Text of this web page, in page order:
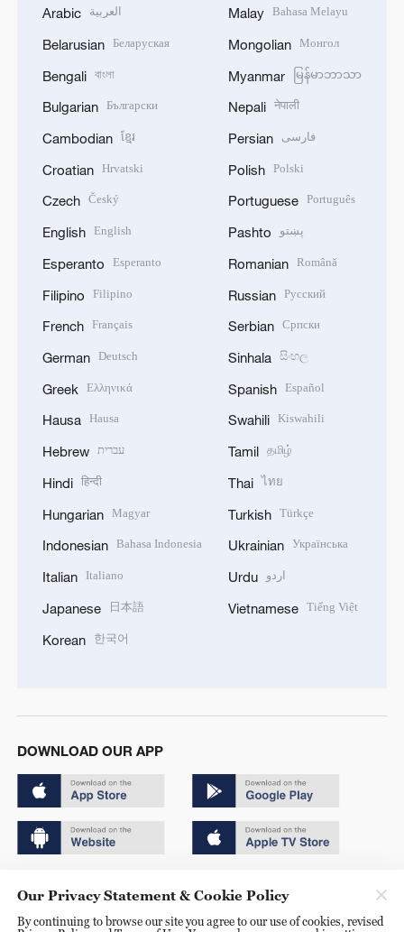
Arabic العربية
Belarusian Беларуская
Bengali বাংলা
Bulgarian Български
Cambodian ខ្មែរ
Croatian Hrvatski
Czech Český
English English
Esperanto Esperanto
Filipino Filipino
French Français
German Deutsch
Greek Ελληνικά
Hausa Hausa
Hebrew עברית
Hindi हिन्दी
Hungarian Magyar
Indonesian Bahasa Indonesia
Italian Italiano
Japanese 日本語
Korean 한국어
Malay Bahasa Melayu
Mongolian Монгол
Myanmar မြန်မာဘာသာ
Nepali नेपाली
Persian فارسی
Polish Polski
Portuguese Português
Pashto پښتو
Romanian Română
Russian Русский
Serbian Српски
Sinhala සිංහල
Spanish Español
Swahili Kiswahili
Tamil தமிழ்
Thai ไทย
Turkish Türkçe
Ukrainian Українська
Urdu اردو
Vietnamese Tiếng Việt
DOWNLOAD OUR APP
京ICP备20000184号
Our Privacy Statement & Cookie Policy
By continuing to browse our site you agree to our use of cookies, revised